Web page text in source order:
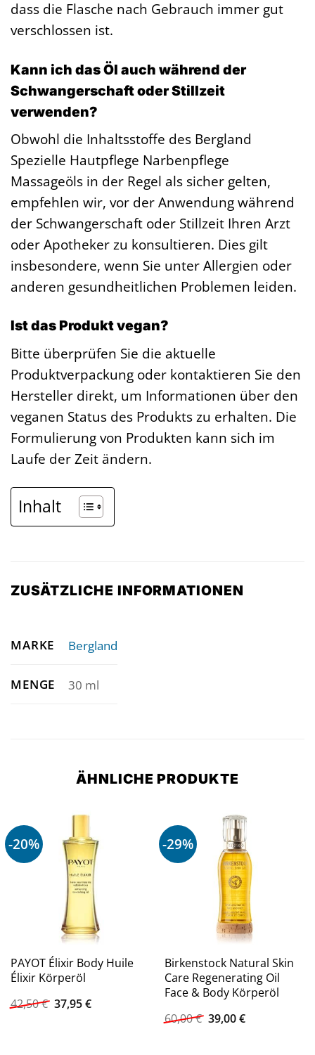
dass die Flasche nach Gebrauch immer gut
verschlossen ist.
Kann ich das Öl auch während der
Schwangerschaft oder Stillzeit
verwenden?
Obwohl die Inhaltsstoffe des Bergland
Spezielle Hautpflege Narbenpflege
Massageöls in der Regel als sicher gelten,
empfehlen wir, vor der Anwendung während
der Schwangerschaft oder Stillzeit Ihren Arzt
oder Apotheker zu konsultieren. Dies gilt
insbesondere, wenn Sie unter Allergien oder
anderen gesundheitlichen Problemen leiden.
Ist das Produkt vegan?
Bitte überprüfen Sie die aktuelle
Produktverpackung oder kontaktieren Sie den
Hersteller direkt, um Informationen über den
veganen Status des Produkts zu erhalten. Die
Formulierung von Produkten kann sich im
Laufe der Zeit ändern.
Inhalt
ZUSÄTZLICHE INFORMATIONEN
MARKE Bergland
MENGE 30 ml
ÄHNLICHE PRODUKTE
-20%
PAYOT Élixir Body Huile
Élixir Körperöl
42,50€ Ursprünglicher
Preis
37,95€Aktueller
-29%
Birkenstock Natural Skin
Care Regenerating Oil
Face & Body Körperöl
60,00€ Ursprünglicher
Preis
39,00€Aktueller